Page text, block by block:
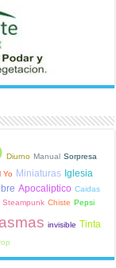
Diurno Manual Sorpresa
Yo Miniaturas Iglesia
Apocaliptico Caidas
Steampunk Chiste Pepsi
invisible Tinta